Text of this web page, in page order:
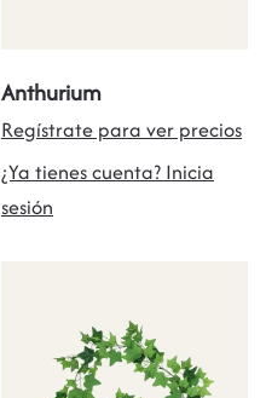
Anthurium
Regístrate para ver precios
¿Ya tienes cuenta? Inicia
sesión